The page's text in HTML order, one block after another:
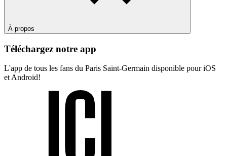
À propos
Téléchargez notre app
L'app de tous les fans du Paris Saint-Germain disponible pour iOS
et Android!